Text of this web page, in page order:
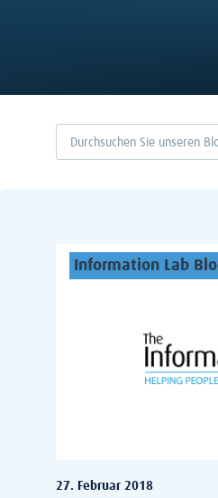
Information Lab
27. Februar 2018